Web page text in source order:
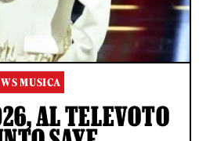
MUSICA
AL TELEVOTO